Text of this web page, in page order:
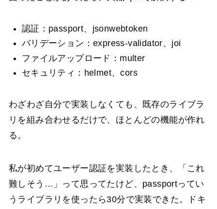
認証：passport、jsonwebtoken
バリデーション：express-validator、joi
ファイルアップロード：multer
セキュリティ：helmet、cors
わざわざ自分で実装しなくても、既存のライブラ
リを組み合わせるだけで、ほとんどの機能が作れ
る。
私が初めてユーザー認証を実装したとき、「これ
難しそう…」って思ってたけど、passportってい
うライブラリを使ったら30分で実装できた。ドキ